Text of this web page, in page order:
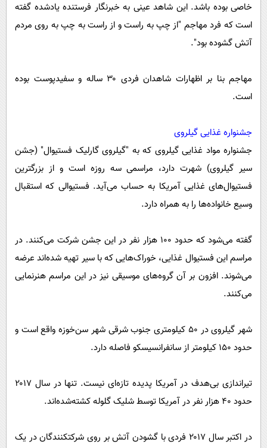
خاصی بوده باشد. این شاهد عینی به خبرنگار فرستنده یادشده گفته
است که فرد مهاجم "از چپ به راست و از راست به چپ به روی مردم
آتش گشوده بود".
مهاجم بنا بر اظهارات شاهدان فردی ۳۰ ساله و سفیدپوست بوده
است.
جشنواره غذایی گیلروی
جشنواره مواد غذایی گیلروی که به "گیلروی گارلیک فستیوال" (جشن
سیر گیلروی) شهرت دارد، مراسمی سه روزه است و از بزرگترین
فستیوال‌های غذایی آمریکا به حساب می‌آید. فستیوالی که استقبال
وسیع خانواده‌ها را به همراه دارد.
گفته می‌شود که حدود ۱۰۰ هزار نفر در این جشن شرکت می‌کنند. در
مراسم این فستیوال غذایی، خوراک‌هایی که با سیر تهیه شده‌اند عرضه
می‌شوند. افزون بر آن گروه‌های موسیقی نیز در این مراسم هنرنمایی
می‌کنند.
شهر گیلروی در ۵۰ کیلومتری جنوب شرقی شهر سن‌خوزه واقع است و
حدود ۱۵۰ کیلومتر از سانفرانسیسکو فاصله دارد.
تیراندازی بی‌هدف در آمریکا پدیده تازه‌ای نیست. تنها در سال ۲۰۱۷
حدود ۴۰ هزار نفر در آمریکا توسط شلیک گلوله کشته‌شده‌اند.
در اکتبر سال ۲۰۱۷ فردی با گشودن آتش بر روی شرکتکنندگان در یک